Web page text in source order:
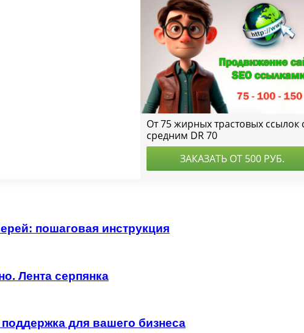
пошаговая инструкция
Лента серпянка
для вашего бизнеса